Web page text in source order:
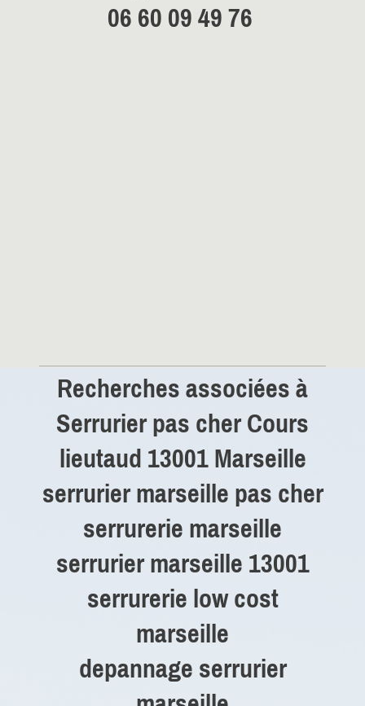
06 60 09 49 76
Recherches associées à
Serrurier pas cher Cours
lieutaud 13001 Marseille
serrurier marseille pas cher
serrurerie marseille
serrurier marseille 13001
serrurerie low cost
marseille
depannage serrurier